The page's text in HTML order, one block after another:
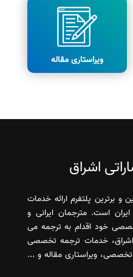
ویراستاری مقاله
اشراق
و برترین پلتفرم ارائه خدمات
است. مترجمان ایرانی و
خود اقدام به ترجمه می
اشراق، خدمات ترجمه تخصصی
ویراستاری مقاله و ...